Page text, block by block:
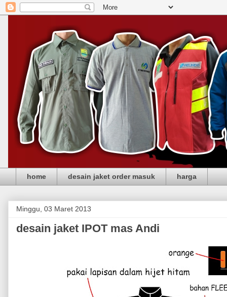
home desain jaket order masuk harga
Minggu, 03 Maret 2013
desain jaket IPOT mas Andi